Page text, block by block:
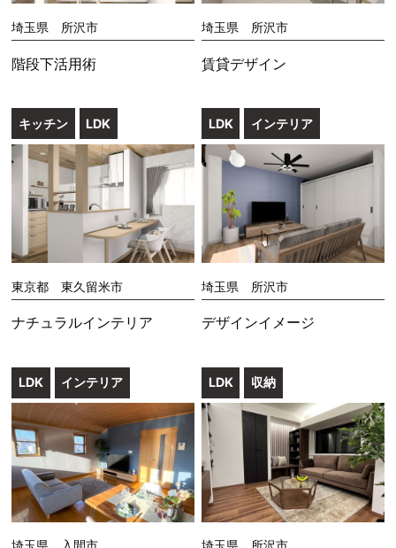
埼玉県 所沢市
階段下活用術
埼玉県 所沢市
賃貸デザイン
キッチン LDK
東京都 東久留米市
ナチュラルインテリア
LDK インテリア
埼玉県 所沢市
デザインイメージ
LDK インテリア LDK 収納